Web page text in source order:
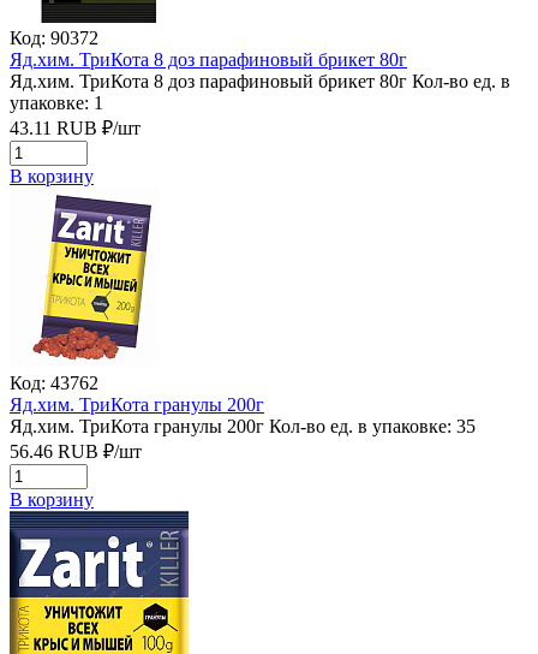
Код: 90372
Яд.хим. ТриКота 8 доз парафиновый брикет 80г
Яд.хим. ТриКота 8 доз парафиновый брикет 80г Кол-во ед. в
упаковке: 1
43.11 RUB ₽/шт
В корзину
Код: 43762
Яд.хим. ТриКота гранулы 200г
Яд.хим. ТриКота гранулы 200г Кол-во ед. в упаковке: 35
56.46 RUB ₽/шт
В корзину